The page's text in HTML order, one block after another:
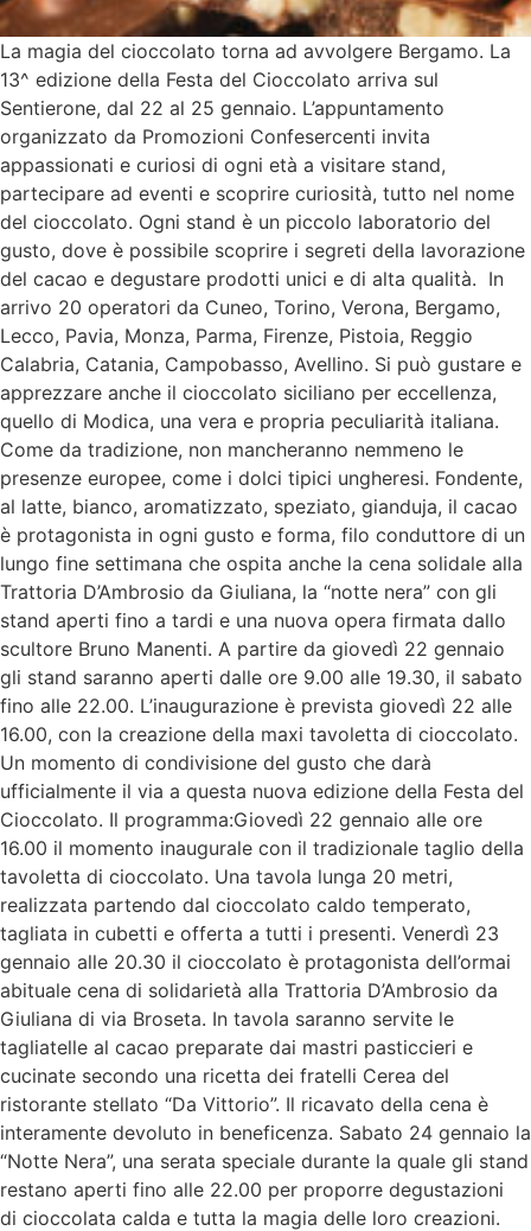
La magia del cioccolato torna ad avvolgere Bergamo. La
13^ edizione della Festa del Cioccolato arriva sul
Sentierone, dal 22 al 25 gennaio. L’appuntamento
organizzato da Promozioni Confesercenti invita
appassionati e curiosi di ogni età a visitare stand,
partecipare ad eventi e scoprire curiosità, tutto nel nome
del cioccolato. Ogni stand è un piccolo laboratorio del
gusto, dove è possibile scoprire i segreti della lavorazione
del cacao e degustare prodotti unici e di alta qualità. In
arrivo 20 operatori da Cuneo, Torino, Verona, Bergamo,
Lecco, Pavia, Monza, Parma, Firenze, Pistoia, Reggio
Calabria, Catania, Campobasso, Avellino. Si può gustare e
apprezzare anche il cioccolato siciliano per eccellenza,
quello di Modica, una vera e propria peculiarità italiana.
Come da tradizione, non mancheranno nemmeno le
presenze europee, come i dolci tipici ungheresi. Fondente,
al latte, bianco, aromatizzato, speziato, gianduja, il cacao
è protagonista in ogni gusto e forma, filo conduttore di un
lungo fine settimana che ospita anche la cena solidale alla
Trattoria D’Ambrosio da Giuliana, la “notte nera” con gli
stand aperti fino a tardi e una nuova opera firmata dallo
scultore Bruno Manenti. A partire da giovedì 22 gennaio
gli stand saranno aperti dalle ore 9.00 alle 19.30, il sabato
fino alle 22.00. L’inaugurazione è prevista giovedì 22 alle
16.00, con la creazione della maxi tavoletta di cioccolato.
Un momento di condivisione del gusto che darà
ufficialmente il via a questa nuova edizione della Festa del
Cioccolato. Il programma:Giovedì 22 gennaio alle ore
16.00 il momento inaugurale con il tradizionale taglio della
tavoletta di cioccolato. Una tavola lunga 20 metri,
realizzata partendo dal cioccolato caldo temperato,
tagliata in cubetti e offerta a tutti i presenti. Venerdì 23
gennaio alle 20.30 il cioccolato è protagonista dell’ormai
abituale cena di solidarietà alla Trattoria D’Ambrosio da
Giuliana di via Broseta. In tavola saranno servite le
tagliatelle al cacao preparate dai mastri pasticcieri e
cucinate secondo una ricetta dei fratelli Cerea del
ristorante stellato “Da Vittorio”. Il ricavato della cena è
interamente devoluto in beneficenza. Sabato 24 gennaio la
“Notte Nera”, una serata speciale durante la quale gli stand
restano aperti fino alle 22.00 per proporre degustazioni
di cioccolata calda e tutta la magia delle loro creazioni.